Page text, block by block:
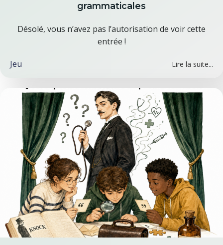
grammaticales
Désolé, vous n’avez pas l’autorisation de voir cette
entrée !
Jeu Lire la suite...